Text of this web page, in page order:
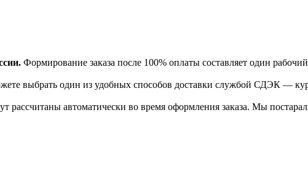
Формирование заказа после 100% оплаты составляет один
выбрать один из удобных способов доставки службой СДЭК —
рассчитаны автоматически во время оформления заказа. Мы